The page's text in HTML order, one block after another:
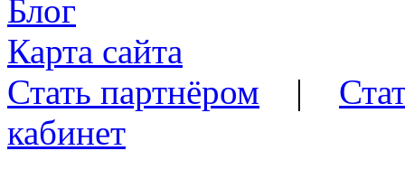
Блог
Карта сайта
Стать партнёром |
кабинет